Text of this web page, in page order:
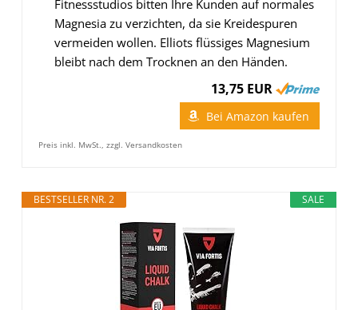
Fitnessstudios bitten Ihre Kunden auf normales
Magnesia zu verzichten, da sie Kreidespuren
vermeiden wollen. Elliots flüssiges Magnesium
bleibt nach dem Trocknen an den Händen.
13,75 EUR
Bei Amazon kaufen
Preis inkl. MwSt., zzgl. Versandkosten
SALE
BESTSELLER NR. 2